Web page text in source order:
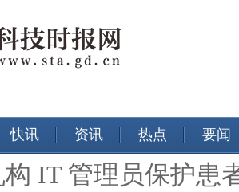
快讯 资讯 热点 要闻
构 IT 管理员保护患